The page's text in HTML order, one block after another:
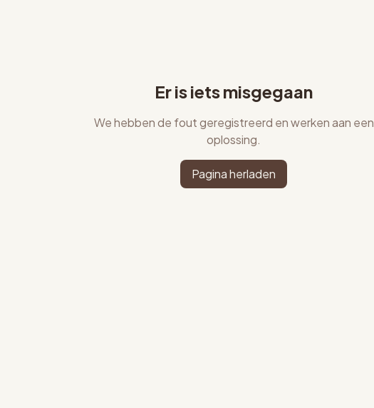
Er is iets misgegaan
We hebben de fout geregistreerd en werken aan een
oplossing.
Pagina herladen